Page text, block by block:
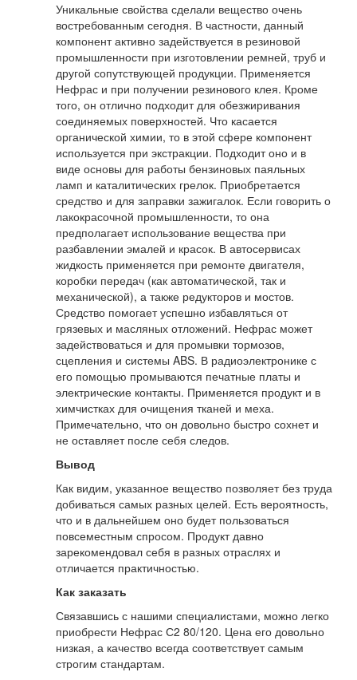
Уникальные свойства сделали вещество очень
востребованным сегодня. В частности, данный
компонент активно задействуется в резиновой
промышленности при изготовлении ремней, труб и
другой сопутствующей продукции. Применяется
Нефрас и при получении резинового клея. Кроме
того, он отлично подходит для обезжиривания
соединяемых поверхностей. Что касается
органической химии, то в этой сфере компонент
используется при экстракции. Подходит оно и в
виде основы для работы бензиновых паяльных
ламп и каталитических грелок. Приобретается
средство и для заправки зажигалок. Если говорить о
лакокрасочной промышленности, то она
предполагает использование вещества при
разбавлении эмалей и красок. В автосервисах
жидкость применяется при ремонте двигателя,
коробки передач (как автоматической, так и
механической), а также редукторов и мостов.
Средство помогает успешно избавляться от
грязевых и масляных отложений. Нефрас может
задействоваться и для промывки тормозов,
сцепления и системы ABS. В радиоэлектронике с
его помощью промываются печатные платы и
электрические контакты. Применяется продукт и в
химчистках для очищения тканей и меха.
Примечательно, что он довольно быстро сохнет и
не оставляет после себя следов.
Вывод
Как видим, указанное вещество позволяет без труда
добиваться самых разных целей. Есть вероятность,
что и в дальнейшем оно будет пользоваться
повсеместным спросом. Продукт давно
зарекомендовал себя в разных отраслях и
отличается практичностью.
Как заказать
Связавшись с нашими специалистами, можно легко
приобрести Нефрас С2 80/120. Цена его довольно
низкая, а качество всегда соответствует самым
строгим стандартам.